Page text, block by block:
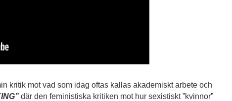
kritik mot vad som idag oftas kallas akademiskt arbete och
där den feministiska kritiken mot hur sexistiskt ”kvinnor”